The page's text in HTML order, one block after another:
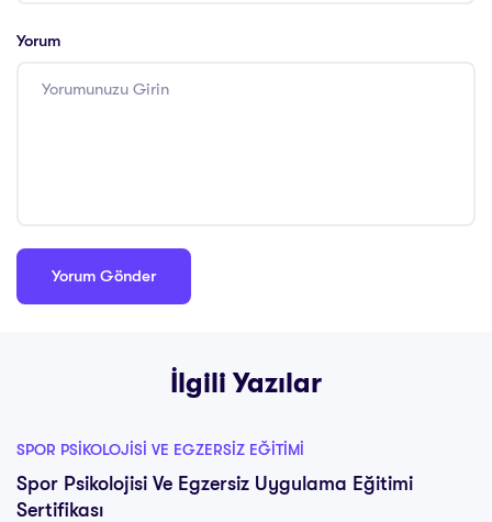
Yorum
İlgili Yazılar
SPOR PSIKOLOJISI VE EGZERSIZ EĞITIMI
Spor Psikolojisi Ve Egzersiz Uygulama Eğitimi
Sertifikası